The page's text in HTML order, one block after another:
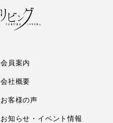
会員案内
会社概要
お客様の声
お知らせ・イベント情報